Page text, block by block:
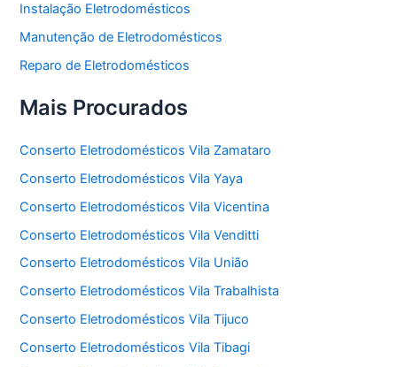
Instalação Eletrodomésticos
Manutenção de Eletrodomésticos
Reparo de Eletrodomésticos
Mais Procurados
Conserto Eletrodomésticos Vila Zamataro
Conserto Eletrodomésticos Vila Yaya
Conserto Eletrodomésticos Vila Vicentina
Conserto Eletrodomésticos Vila Venditti
Conserto Eletrodomésticos Vila União
Conserto Eletrodomésticos Vila Trabalhista
Conserto Eletrodomésticos Vila Tijuco
Conserto Eletrodomésticos Vila Tibagi